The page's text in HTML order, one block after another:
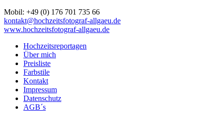
Mobil: +49 (0) 176 701 735 66
kontakt@hochzeitsfotograf-allgaeu.de
www.hochzeitsfotograf-allgaeu.de
Hochzeitsreportagen
Über mich
Preisliste
Farbstile
Kontakt
Impressum
Datenschutz
AGB´s